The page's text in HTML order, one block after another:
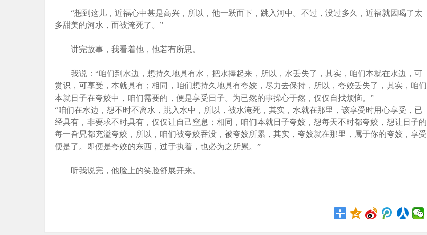
“想到这儿，近福心中甚是高兴，所以，他一跃而下，跳入河中。不过，没过多久，近福就因喝了太
多甜美的河水，而被淹死了。”
讲完故事，我看着他，他若有所思。
我说：“咱们到水边，想持久地具有水，把水捧起来，所以，水丢失了，其实，咱们本就在水边，可
赏识，可享受，本就具有；相同，咱们想持久地具有夸姣，尽力去保持，所以，夸姣丢失了，其实，咱们
本就日子在夸姣中，咱们需要的，便是享受日子。为已然的事操心于然，仅仅自找烦恼。”
“咱们在水边，想不时不离水，跳入水中，所以，被水淹死，其实，水就在那里，该享受时用心享受，已
经具有，非要求不时具有，仅仅让自己窒息；相同，咱们本就日子夸姣，想每天不时都夸姣，想让日子的
每一旮旯都充溢夸姣，所以，咱们被夸姣吞没，被夸姣所累，其实，夸姣就在那里，属于你的夸姣，享受
便是了。即便是夸姣的东西，过于执着，也必为之所累。”
听我说完，他脸上的笑脸舒展开来。